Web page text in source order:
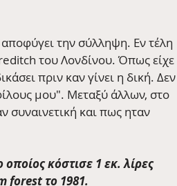
την σύλληψη. Εν τέλη
του Λονδίνου. Όπως είχε
πριν καν γίνει η δική. Δεν
μου". Μεταξύ άλλων, στο
και πως ηταν
κόστισε 1 εκ. λίρες
forest το 1981.